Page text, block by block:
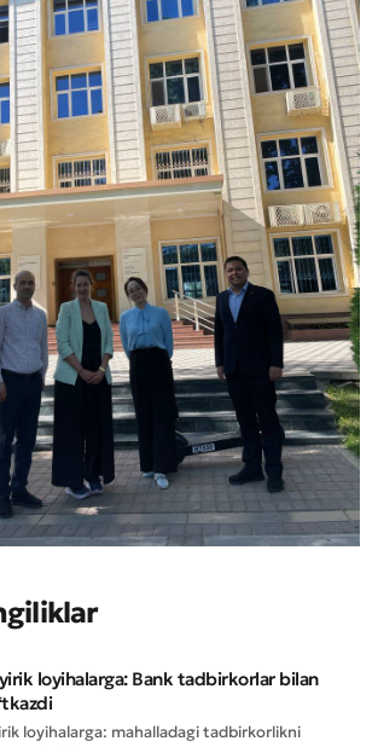
Aʼlo
Yuborish
to'ldirilishi shart
Yuborish
loyihalarga: Bank tadbirkorlar bilan
loyihalarga: mahalladagi tadbirkorlikni